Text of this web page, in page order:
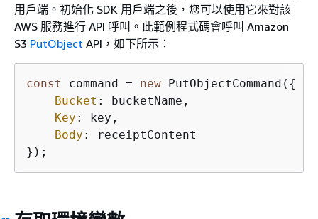
用戶端。初始化 SDK 用戶端之後，您可以使用它來對該
AWS 服務進行 API 呼叫。此範例程式碼會呼叫 Amazon
S3 PutObject API，如下所示：
const command = new PutObjectCommand( {
Bucket : bucketName,
Key : key,
Body : receiptContent
});